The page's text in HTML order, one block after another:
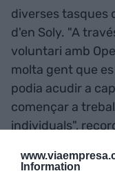
Information
diverses tasques
d'en Soly. "A
voluntari amb
molta gent que
podia acudir a
començar a
individuals",